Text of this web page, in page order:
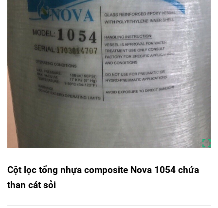
Cột lọc tổng nhựa composite Nova 1054 chứa
than cát sỏi